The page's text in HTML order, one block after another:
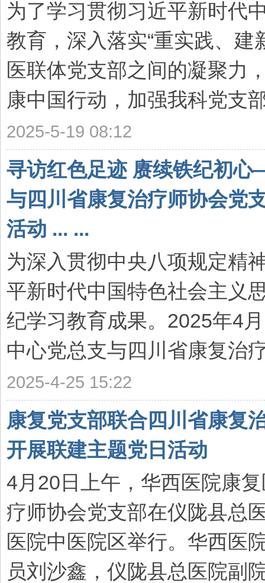
为了学习贯彻习近平新时代
教育，深入落实“重实践、建
医联体党支部之间的凝聚力
康中国行动，加强我科党支
2025-5-19 08:12
寻访红色足迹 赓续铁纪初
与四川省康复治疗师协会党
活动 ... ...
为深入贯彻中央八项规定精
平新时代中国特色社会主义
纪学习教育成果。2025年4
中心党总支与四川省康复治
2025-4-25 15:22
康复党支部联合四川省康复
开展联建主题党日活动
4月20日上午，华西医院康
疗师协会党支部在仪陇县总
医院中医院区举行。华西医
员刘沙鑫，仪陇县总医院副